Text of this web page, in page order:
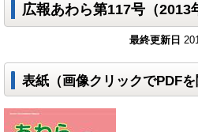
広報あわら第117号（2013
最終更新日
表紙（画像クリックでPDFを